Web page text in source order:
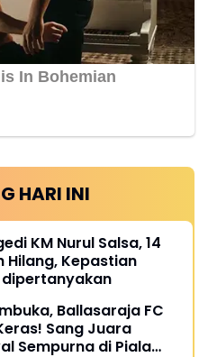
HARI INI
KM Nurul Salsa, 14
Ballasaraja FC
Sang Juara
2026
AKBP
Tekankan Disiplin,